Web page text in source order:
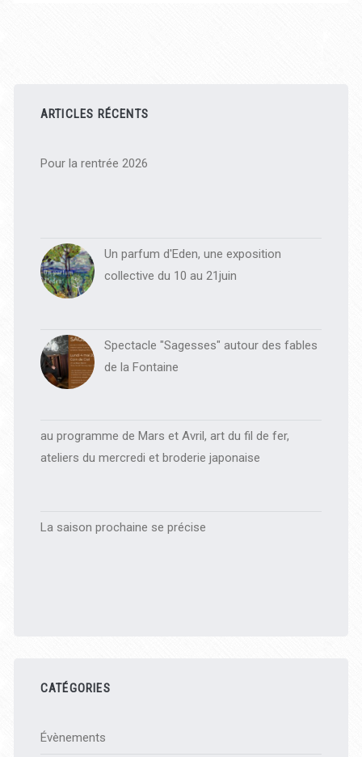
latérale
principale
ARTICLES RÉCENTS
Pour la rentrée 2026
Un parfum d'Eden, une exposition
collective du 10 au 21juin
Spectacle "Sagesses" autour des fables
de la Fontaine
au programme de Mars et Avril, art du fil de fer,
ateliers du mercredi et broderie japonaise
La saison prochaine se précise
CATÉGORIES
Évènements